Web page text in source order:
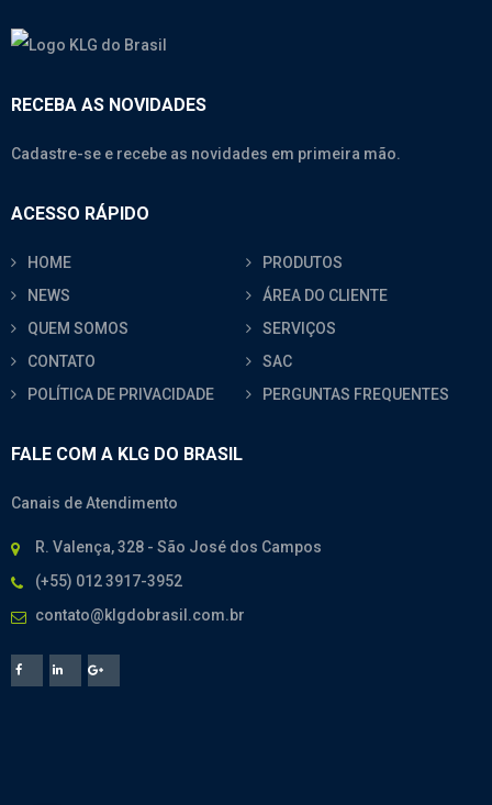
RECEBA AS NOVIDADES
Cadastre-se e recebe as novidades em primeira mão.
ACESSO RÁPIDO
HOME
PRODUTOS
NEWS
ÁREA DO CLIENTE
QUEM SOMOS
SERVIÇOS
CONTATO
SAC
POLÍTICA DE PRIVACIDADE
PERGUNTAS FREQUENTES
FALE COM A KLG DO BRASIL
Canais de Atendimento
R. Valença, 328 - São José dos Campos
(+55) 012 3917-3952
contato@klgdobrasil.com.br